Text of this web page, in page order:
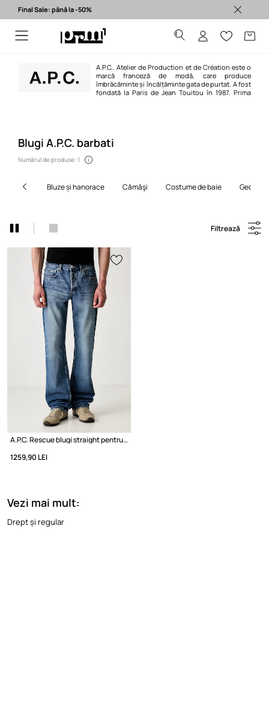
Final Sale: până la -50%
A.P.C.. Atelier de Production et de Création este o
marcă franceză de modă, care produce
îmbrăcăminte și încălțăminte gata de purtat. A fost
fondată la Paris de Jean Touitou în 1987. Prima
Blugi A.P.C. barbati
Numărul de produse: 1
bluze și hanorace cămăşi costume de baie geci
Filtrează
A.P.C. Rescue blugi straight pentru bărbați
1259,90 LEI
Vezi mai mult:
Drept și regular